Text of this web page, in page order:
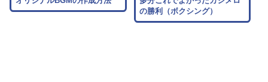
の勝利（ボクシング）